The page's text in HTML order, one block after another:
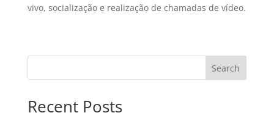
vivo, socialização e realização de chamadas de vídeo.
Search
Recent Posts